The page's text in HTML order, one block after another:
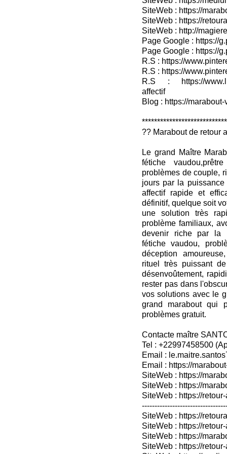
SiteWeb : https://
SiteWeb : https://
SiteWeb : http://
Page Google : https://
Page Google : https://
R.S : https://
R.S : https://
R.S : https://
affectif
Blog : https://
?? Marabout de retour
Le grand Maître
fétiche
problèmes de couple,
jours par la
affectif rapide et
définitif, quelque soit
une solution très
problème familiaux,
devenir riche par la
fétiche vaudou,
déception
rituel très puissant
désenvoûtement,
rester pas dans
vos solutions avec le
grand marabout qui
problèmes gratuit.
Contacte maître
Tel : +22997458500
Email :
Email : https://
SiteWeb : https://
SiteWeb : https://
SiteWeb : https://
SiteWeb : https://
SiteWeb : https://
SiteWeb : https://
SiteWeb : https://